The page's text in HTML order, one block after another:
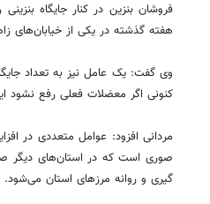
فروشان بنزین در کنار جایگاه
هفته گذشته در یکی از خیابان‌های
وی گفت: یک عامل نیز به تعداد
کنونی اگر معضلات فعلی رفع نشود
مردانی افزود: عوامل متعددی در
صوری است که در استان‌های دیگر
گیری و روانه مرزهای استان می‌شود.